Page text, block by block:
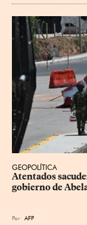
GEOPOLÍTICA
Atentados
gobierno de
Por AFP